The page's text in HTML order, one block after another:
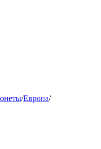
/Европа/